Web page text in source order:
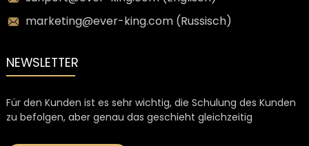
marketing@ever-king.com (Russisch)
NEWSLETTER
Für den Kunden ist es sehr wichtig, die Schulung des Kunden
zu befolgen, aber genau das geschieht gleichzeitig